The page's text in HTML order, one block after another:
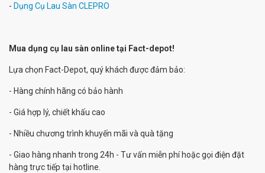
- Dụng Cụ Lau Sàn CLEPRO
Mua dụng cụ lau sàn online tại Fact-depot!
Lựa chọn Fact-Depot, quý khách được đảm bảo:
- Hàng chính hãng có bảo hành
- Giá hợp lý, chiết khấu cao
- Nhiều chương trình khuyến mãi và quà tặng
- Giao hàng nhanh trong 24h - Tư vấn miễn phí hoặc gọi điện đặt
hàng trực tiếp tại hotline.